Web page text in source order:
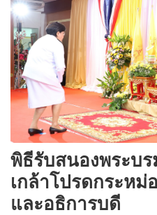
พิธีรับสนองพระบ
เกล้าโปรดกระห
และอธิการบดี